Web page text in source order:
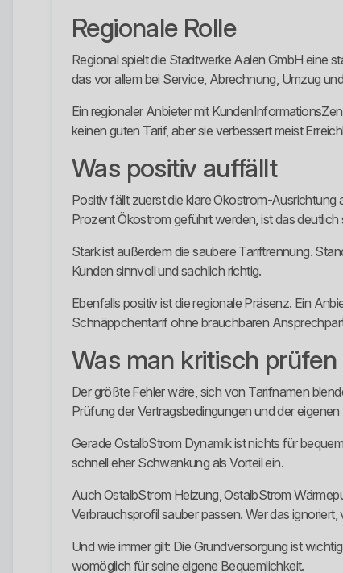
Regionale Rolle
Regional spielt die Stadtwerke Aalen GmbH eine
das vor allem bei Service, Abrechnung, Umzug
Ein regionaler Anbieter mit
keinen guten Tarif, aber sie verbessert meist
Was positiv auffällt
Positiv fällt zuerst die klare Ökostrom-
Prozent Ökostrom geführt werden, ist das
Stark ist außerdem die saubere Tariftrennung.
Kunden sinnvoll und sachlich richtig.
Ebenfalls positiv ist die regionale Präsenz. Ein
Schnäppchentarif ohne brauchbaren
Was man kritisch
Der größte Fehler wäre, sich von Tarifnamen
Prüfung der Vertragsbedingungen und der
Gerade OstalbStrom Dynamik ist nichts für
schnell eher Schwankung als Vorteil ein.
Auch OstalbStrom Heizung, OstalbStrom
Verbrauchsprofil sauber passen. Wer das
Und wie immer gilt: Die Grundversorgung ist
womöglich für seine eigene Bequemlichkeit.